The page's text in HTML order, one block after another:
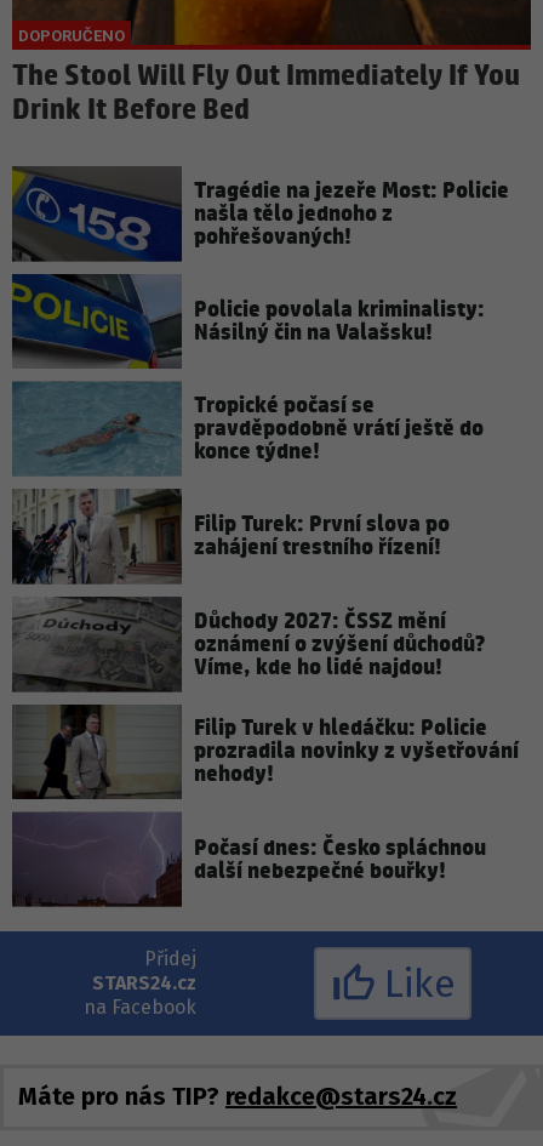
The Stool Will Fly Out Immediately If You
Drink It Before Bed
Tragédie na jezeře Most: Policie
našla tělo jednoho z
pohřešovaných!
Policie povolala kriminalisty:
Násilný čin na Valašsku!
Tropické počasí se
pravděpodobně vrátí ještě do
konce týdne!
Filip Turek: První slova po
zahájení trestního řízení!
Důchody 2027: ČSSZ mění
oznámení o zvýšení důchodů?
Víme, kde ho lidé najdou!
Filip Turek v hledáčku: Policie
prozradila novinky z vyšetřování
nehody!
Počasí dnes: Česko spláchnou
další nebezpečné bouřky!
Přidej
STARS24.cz
na Facebook
Like
Máte pro nás TIP? redakce@stars24.cz